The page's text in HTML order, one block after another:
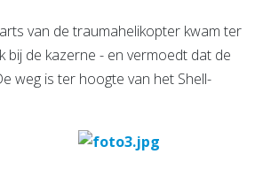
van de traumahelikopter kwam ter
de kazerne - en vermoedt dat de
weg is ter hoogte van het Shell-